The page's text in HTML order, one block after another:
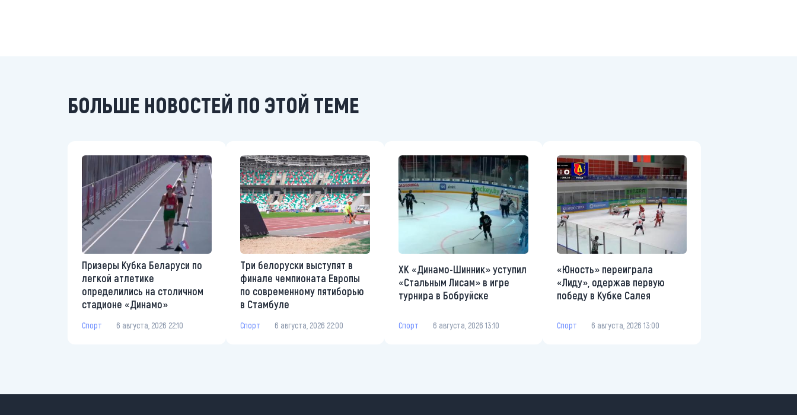
БОЛЬШЕ НОВОСТЕЙ ПО ЭТОЙ ТЕМЕ
Призеры Кубка Беларуси по
легкой атлетике
определились на столичном
стадионе «Динамо»
Спорт 6 августа, 2026 22:10
Три белоруски выступят в
финале чемпионата Европы
по современному пятиборью
в Стамбуле
Спорт 6 августа, 2026 22:00
ХК «Динамо-Шинник» уступил
«Стальным Лисам» в игре
турнира в Бобруйске
Спорт 6 августа, 2026 13:10
«Юность» переиграла
«Лиду», одержав первую
победу в Кубке Салея
Спорт 6 августа, 2026 13:00